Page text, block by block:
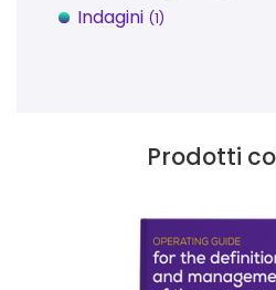
Indagini (1)
Prodotti
Questo prodotto ha più